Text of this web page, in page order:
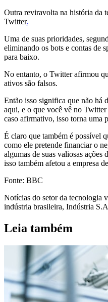
Outra reviravolta na história da
Twitter.
Uma de suas prioridades,
eliminando os bots e contas de
para baixo.
No entanto, o Twitter afirmou
ativos são falsos.
Então isso significa que não há
aqui, e o que você vê no
caso afirmativo, isso torna uma
É claro que também é possível
como ele pretende financiar o
algumas de suas valiosas ações
isso também afetou a empresa
Fonte: BBC
Notícias do setor da tecnologia
indústria brasileira, Indústria
Leia também